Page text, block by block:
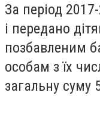
За період
і передано
позбавленим
особам з їх
загальну суму